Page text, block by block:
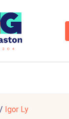
/ Igor Ly